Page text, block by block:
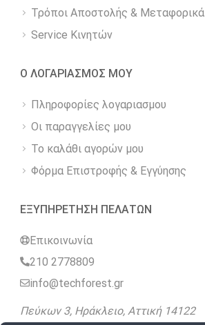
Τρόποι Αποστολής & Μεταφορικά
Service Κινητών
Ο ΛΟΓΑΡΙΑΣΜΟΣ ΜΟΥ
Πληροφορίες λογαριασμου
Οι παραγγελίες μου
Το καλάθι αγορών μου
Φόρμα Επιστροφής & Εγγύησης
ΕΞΥΠΗΡΕΤΗΣΗ ΠΕΛΑΤΩΝ
Επικοινωνία
210 2778809
info@techforest.gr
Πεύκων 3, Ηράκλειο, Αττική 14122